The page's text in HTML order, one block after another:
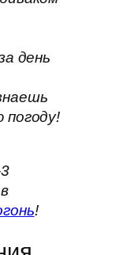
день
!